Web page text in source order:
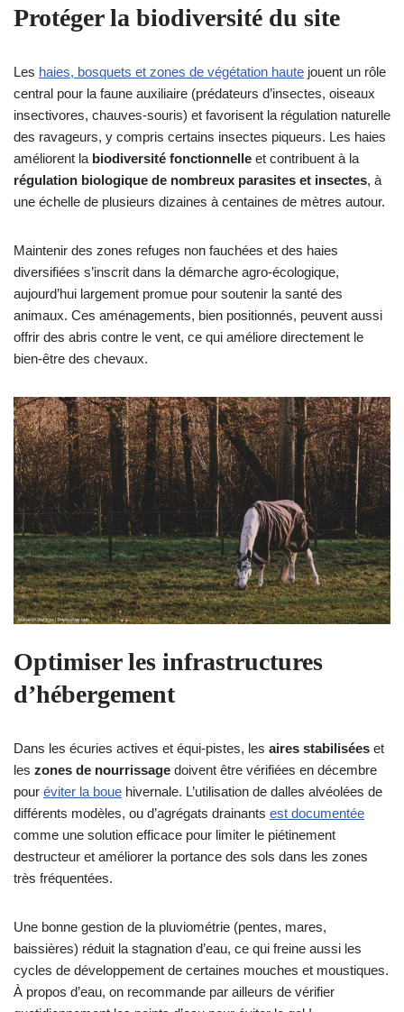
Protéger la biodiversité du site
Les haies, bosquets et zones de végétation haute jouent un rôle
central pour la faune auxiliaire (prédateurs d’insectes, oiseaux
insectivores, chauves‑souris) et favorisent la régulation naturelle
des ravageurs, y compris certains insectes piqueurs. Les haies
améliorent la biodiversité fonctionnelle et contribuent à la
régulation biologique de nombreux parasites et insectes, à
une échelle de plusieurs dizaines à centaines de mètres autour.
Maintenir des zones refuges non fauchées et des haies
diversifiées s’inscrit dans la démarche agro‑écologique,
aujourd’hui largement promue pour soutenir la santé des
animaux. Ces aménagements, bien positionnés, peuvent aussi
offrir des abris contre le vent, ce qui améliore directement le
bien‑être des chevaux.
Optimiser les infrastructures
d’hébergement
Dans les écuries actives et équi‑pistes, les aires stabilisées et
les zones de nourrissage doivent être vérifiées en décembre
pour éviter la boue hivernale. L’utilisation de dalles alvéolées de
différents modèles, ou d’agrégats drainants est documentée
comme une solution efficace pour limiter le piétinement
destructeur et améliorer la portance des sols dans les zones
très fréquentées.
Une bonne gestion de la pluviométrie (pentes, mares,
baissières) réduit la stagnation d’eau, ce qui freine aussi les
cycles de développement de certaines mouches et moustiques.
À propos d’eau, on recommande par ailleurs de vérifier